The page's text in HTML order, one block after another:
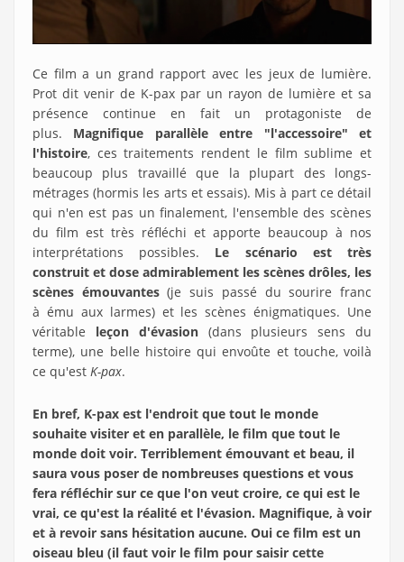
Ce film a un grand rapport avec les jeux de lumière.
Prot dit venir de K-pax par un rayon de lumière et sa
présence continue en fait un protagoniste de
plus. Magnifique parallèle entre "l'accessoire" et
l'histoire, ces traitements rendent le film sublime et
beaucoup plus travaillé que la plupart des longs-
métrages (hormis les arts et essais). Mis à part ce détail
qui n'en est pas un finalement, l'ensemble des scènes
du film est très réfléchi et apporte beaucoup à nos
interprétations possibles. Le scénario est très
construit et dose admirablement les scènes drôles, les
scènes émouvantes(je suis passé du sourire franc
à ému aux larmes) et les scènes énigmatiques. Une
véritable leçon d'évasion(dans plusieurs sens du
terme), une belle histoire qui envoûte et touche, voilà
ce qu'est K-pax.
En bref, K-pax est l'endroit que tout le monde
souhaite visiter et en parallèle, le film que tout le
monde doit voir. Terriblement émouvant et beau, il
saura vous poser de nombreuses questions et vous
fera réfléchir sur ce que l'on veut croire, ce qui est le
vrai, ce qu'est la réalité et l'évasion. Magnifique, à voir
et à revoir sans hésitation aucune. Oui ce film est un
oiseau bleu (il faut voir le film pour saisir cette